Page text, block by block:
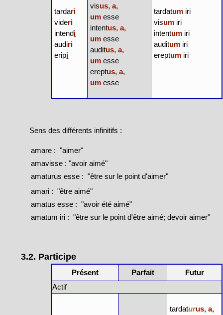
tardari
videri
intendi
audiri
eripi
visus, a,
um esse
intentus, a,
um esse
auditus, a,
um esse
ereptus, a,
um esse
tardatum iri
visum iri
intentum iri
auditum iri
ereptum iri
Sens des différents infinitifs :
amare : "aimer"
amavisse : "avoir aimé"
amaturus esse : "être sur le point d'aimer"
amari : "être aimé"
amatus esse : "avoir été aimé"
amatum iri : "être sur le point d'être aimé; devoir aimer"
3.2. Participe
Présent Parfait
Futur
Actif
tardaturus, a,